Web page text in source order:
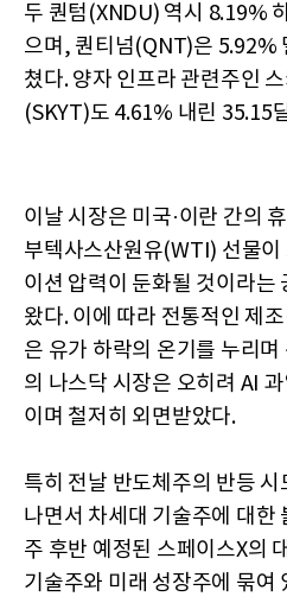
두 퀀텀(XNDU) 역시 8.19%
으며, 퀀티넘(QNT)은 5.92%
쳤다. 양자 인프라 관련주인
(SKYT)도 4.61% 내린 35.15
이날 시장은 미국·이란 간의
부텍사스산원유(WTI) 선물이
이션 압력이 둔화될 것이라는
왔다. 이에 따라 전통적인 제
은 유가 하락의 온기를 누리
의 나스닥 시장은 오히려 AI
이며 철저히 외면받았다.
특히 전날 반도체주의 반등
나면서 차세대 기술주에 대한
주 후반 예정된 스페이스X의
기술주와 미래 성장주에 묶여